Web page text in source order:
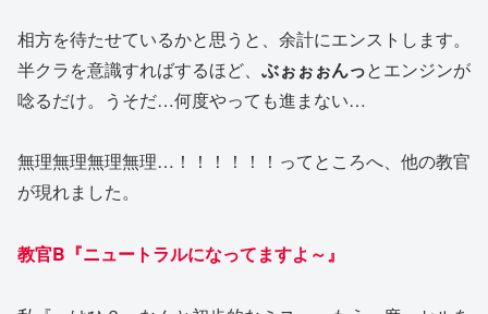
相方を待たせているかと思うと、余計にエンストします。
半クラを意識すればするほど、 ぶぉぉぉんっとエンジンが
唸るだけ。うそだ…何度やっても進まない…
無理無理無理無理…！！！！！！ってところへ、他の教官
が現れました。
教官B『ニュートラルになってますよ～』